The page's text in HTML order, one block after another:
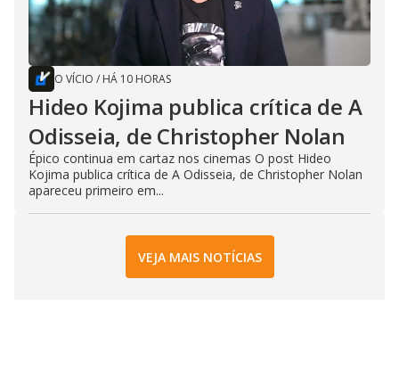
O VÍCIO / HÁ 10 HORAS
Hideo Kojima publica crítica de A
Odisseia, de Christopher Nolan
Épico continua em cartaz nos cinemas O post Hideo
Kojima publica crítica de A Odisseia, de Christopher Nolan
apareceu primeiro em...
VEJA MAIS NOTÍCIAS